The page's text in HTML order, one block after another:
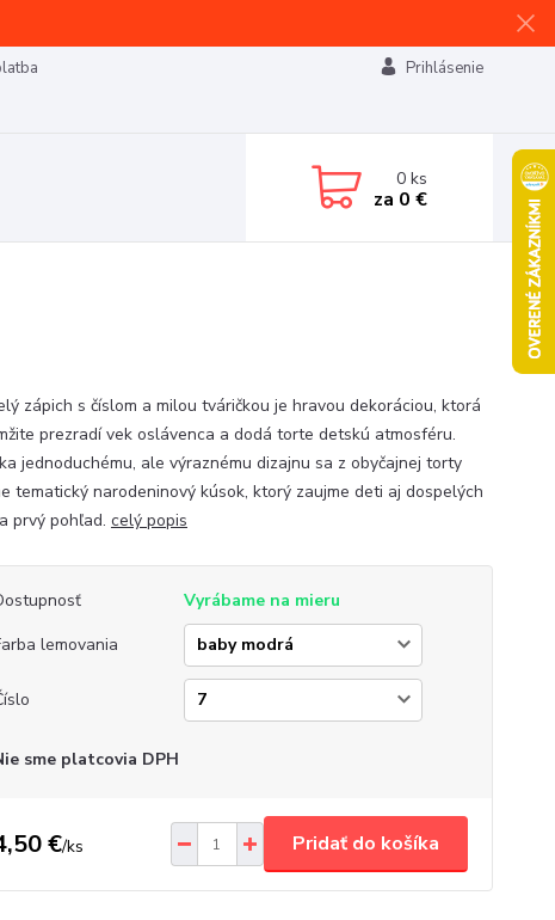
Prihlásenie
0ks
za 0 €
zápich s číslom a milou tváričkou je hravou dekoráciou, ktorá
prezradí vek oslávenca a dodá torte detskú atmosféru.
jednoduchému, ale výraznému dizajnu sa z obyčajnej torty
tematický narodeninový kúsok, ktorý zaujme deti aj dospelých
prvý pohľad. celý popis
Vyrábame na mieru
lemovania
sme platcovia DPH
€/ks Pridať do košíka